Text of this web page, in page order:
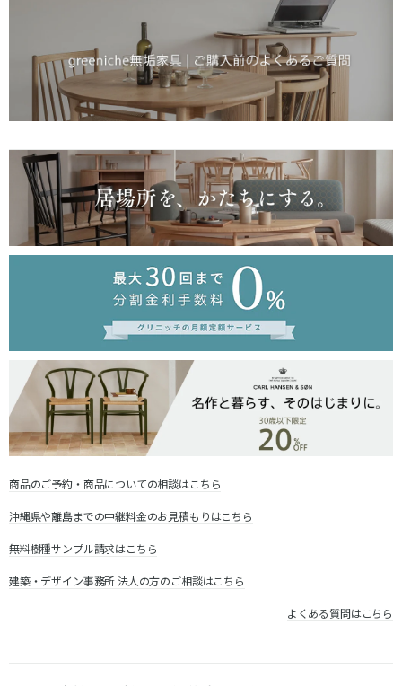
商品のご予約・商品についての相談はこちら
沖縄県や離島までの中継料金のお見積もりはこちら
無料樹種サンプル請求はこちら
建築・デザイン事務所 法人の方のご相談はこちら
よくある質問はこちら